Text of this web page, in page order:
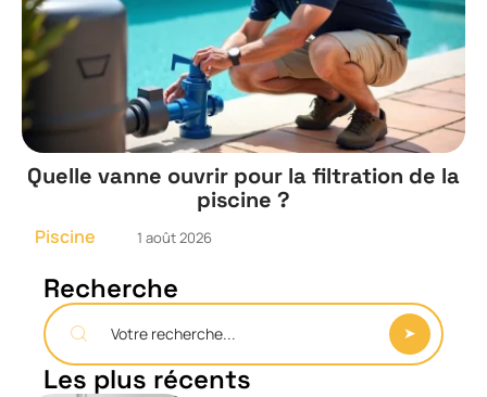
Quelle vanne ouvrir pour la filtration de la
piscine ?
Piscine 1 août 2026
Recherche
Les plus récents